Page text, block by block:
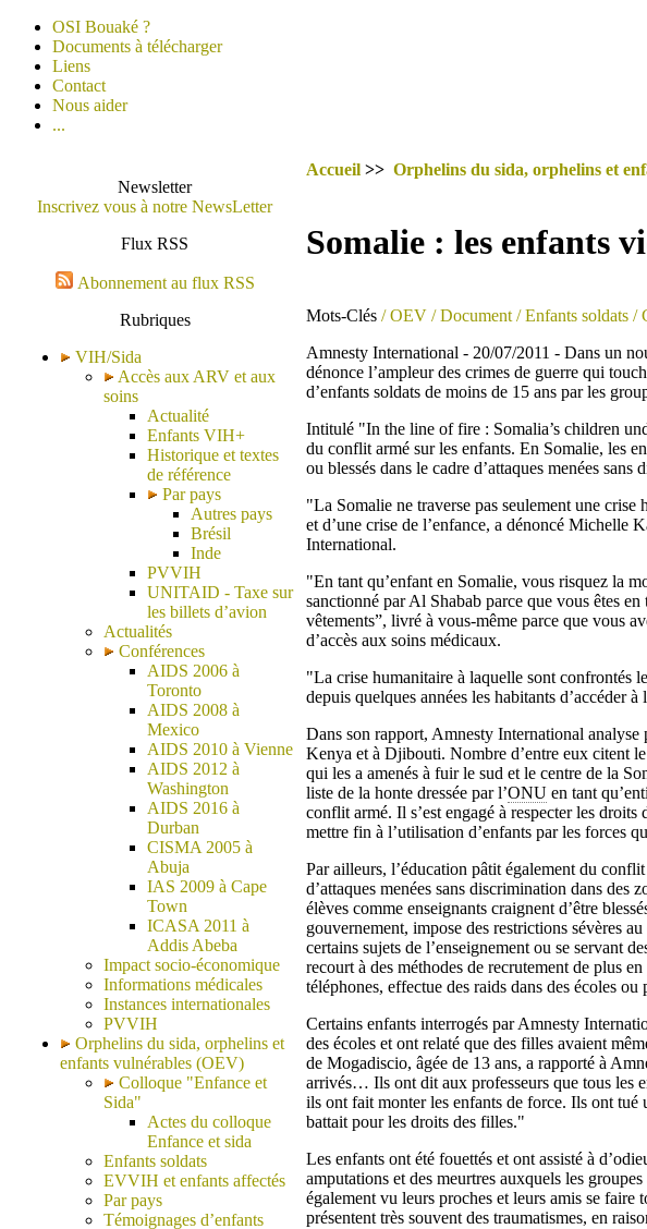
OSI Bouaké ?
Documents à télécharger
Liens
Contact
Nous aider
...
Newsletter
Inscrivez vous à notre NewsLetter
Flux RSS
Abonnement au flux RSS
Rubriques
VIH/Sida
Accès aux ARV et aux
soins
Actualité
Enfants VIH+
Historique et textes
de référence
Par pays
Autres pays
Brésil
Inde
PVVIH
UNITAID - Taxe sur
les billets d’avion
Actualités
Conférences
AIDS 2006 à
Toronto
AIDS 2008 à
Mexico
AIDS 2010 à Vienne
AIDS 2012 à
Washington
AIDS 2016 à
Durban
CISMA 2005 à
Abuja
IAS 2009 à Cape
Town
ICASA 2011 à
Addis Abeba
Impact socio-économique
Informations médicales
Instances internationales
PVVIH
Orphelins du sida, orphelins et
enfants vulnérables (OEV)
Colloque "Enfance et
Sida"
Actes du colloque
Enfance et sida
Enfants soldats
EVVIH et enfants affectés
Par pays
Témoignages d’enfants
Accueil >> Orphelins du sida, orphelins et
Somalie : les enfants
Mots-Clés / OEV / Document / Enfants soldats /
Amnesty International - 20/07/2011 - Dans un
dénonce l’ampleur des crimes de guerre qui
d’enfants soldats de moins de 15 ans par les
Intitulé "In the line of fire : Somalia’s children
du conflit armé sur les enfants. En Somalie, les
ou blessés dans le cadre d’attaques menées
"La Somalie ne traverse pas seulement une crise
et d’une crise de l’enfance, a dénoncé Michelle
International.
"En tant qu’enfant en Somalie, vous risquez la
sanctionné par Al Shabab parce que vous êtes
vêtements”, livré à vous-même parce que vous
d’accès aux soins médicaux.
"La crise humanitaire à laquelle sont confrontés
depuis quelques années les habitants d’accéder
Dans son rapport, Amnesty International analyse
Kenya et à Djibouti. Nombre d’entre eux citent
qui les a amenés à fuir le sud et le centre de la
liste de la honte dressée par l’ONU en tant
conflit armé. Il s’est engagé à respecter les
mettre fin à l’utilisation d’enfants par les forces
Par ailleurs, l’éducation pâtit également du
d’attaques menées sans discrimination dans
élèves comme enseignants craignent d’être
gouvernement, impose des restrictions sévères
certains sujets de l’enseignement ou se servant
recourt à des méthodes de recrutement de plus
téléphones, effectue des raids dans des écoles
Certains enfants interrogés par Amnesty
des écoles et ont relaté que des filles avaient
de Mogadiscio, âgée de 13 ans, a rapporté à
arrivés… Ils ont dit aux professeurs que tous les
ils ont fait monter les enfants de force. Ils ont tué
battait pour les droits des filles."
Les enfants ont été fouettés et ont assisté à
amputations et des meurtres auxquels les
également vu leurs proches et leurs amis se faire
présentent très souvent des traumatismes, en